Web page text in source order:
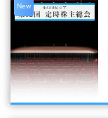
New